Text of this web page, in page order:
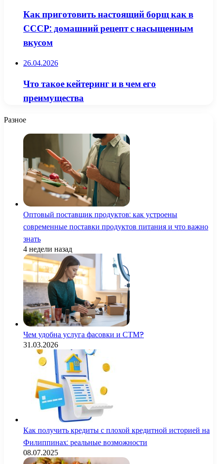
Как приготовить настоящий борщ как в
СССР: домашний рецепт с насыщенным
вкусом
26.04.2026
Что такое кейтеринг и в чем его
преимущества
Разное
Оптовый поставщик продуктов: как устроены
современные поставки продуктов питания и что важно
знать
4 недели назад
Чем удобна услуга фасовки и СТМ?
31.03.2026
Как получить кредиты с плохой кредитной историей на
Филиппинах: реальные возможности
08.07.2025